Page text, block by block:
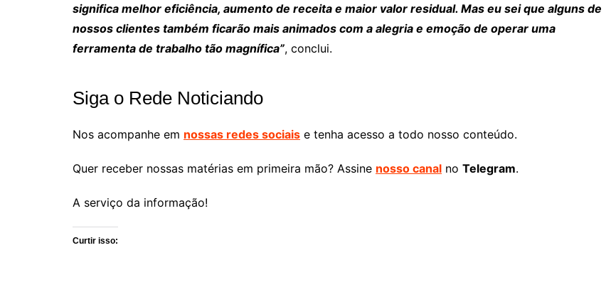
significa melhor eficiência, aumento de receita e maior valor residual. Mas eu sei que alguns de
nossos clientes também ficarão mais animados com a alegria e emoção de operar uma
ferramenta de trabalho tão magnífica”, conclui.
Siga o Rede Noticiando
Nos acompanhe em nossas redes sociais e tenha acesso a todo nosso conteúdo.
Quer receber nossas matérias em primeira mão? Assine nosso canal no Telegram.
A serviço da informação!
Curtir isso: